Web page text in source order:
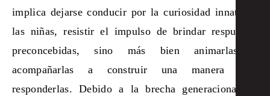
implica dejarse conducir por la curiosidad innata de
las niñas, resistir el impulso de brindar respuestas
preconcebidas, sino más bien animarlas y
acompañarlas a construir una manera para
responderlas. Debido a la brecha generacional, la